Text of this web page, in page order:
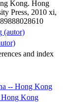
Kong. Hong
Press, 2010 xi,
(autor)
and index
-- Hong Kong
Hong Kong